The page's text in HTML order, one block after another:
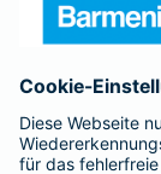
Für private
Postfach 060222,
Impressum